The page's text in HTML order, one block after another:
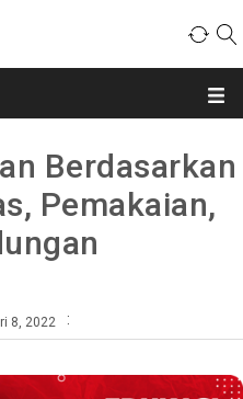
Berdasarkan
Pemakaian,
8, 2022